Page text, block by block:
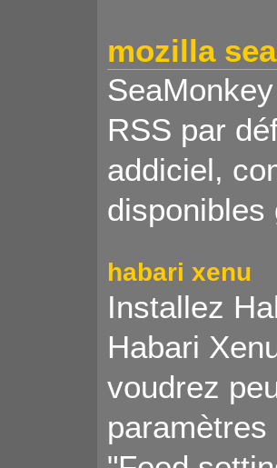
mozilla
RSS par
addiciel,
disponibles
habari xenu
Installez
Habari
voudrez